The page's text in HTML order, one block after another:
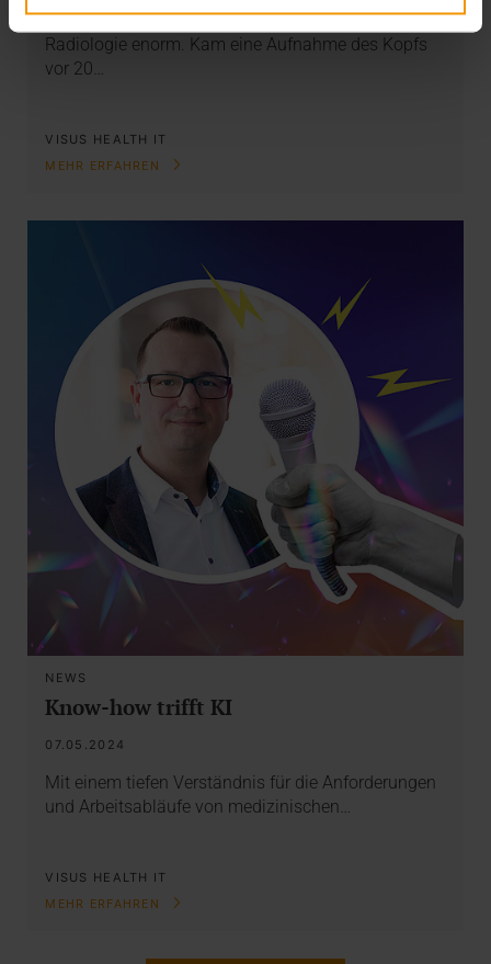
Schon heute ist das Datenaufkommen in der
Radiologie enorm. Kam eine Aufnahme des Kopfs
vor 20…
VISUS HEALTH IT
MEHR ERFAHREN
NEWS
Know-how trifft KI
07.05.2024
Mit einem tiefen Verständnis für die Anforderungen
und Arbeitsabläufe von medizinischen…
VISUS HEALTH IT
MEHR ERFAHREN